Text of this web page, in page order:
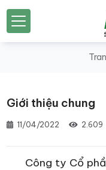
Giới thiệu chung
11/04/2022 2.609
Công ty Cổ